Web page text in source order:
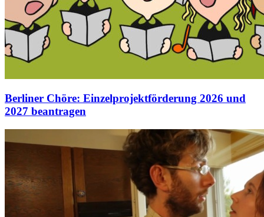
Berliner Chöre: Einzelprojektförderung 2026 und
2027 beantragen